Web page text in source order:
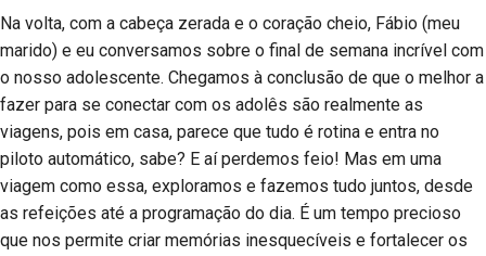
Na volta, com a cabeça zerada e o coração cheio, Fábio (meu
marido) e eu conversamos sobre o final de semana incrível com
o nosso adolescente. Chegamos à conclusão de que o melhor a
fazer para se conectar com os adolês são realmente as
viagens, pois em casa, parece que tudo é rotina e entra no
piloto automático, sabe? E aí perdemos feio! Mas em uma
viagem como essa, exploramos e fazemos tudo juntos, desde
as refeições até a programação do dia. É um tempo precioso
que nos permite criar memórias inesquecíveis e fortalecer os